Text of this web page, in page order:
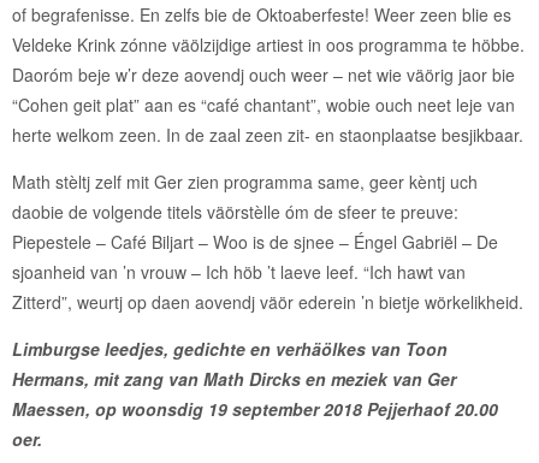
of begrafenisse. En zelfs bie de Oktoaberfeste! Weer zeen blie es
Veldeke Krink zónne väölzijdige artiest in oos programma te höbbe.
Daoróm beje w’r deze aovendj ouch weer – net wie väörig jaor bie
“Cohen geit plat” aan es “café chantant”, wobie ouch neet leje van
herte welkom zeen. In de zaal zeen zit- en staonplaatse besjikbaar.
Math stèltj zelf mit Ger zien programma same, geer kèntj uch
daobie de volgende titels väörstèlle óm de sfeer te preuve:
Piepestele – Café Biljart – Woo is de sjnee – Éngel Gabriël – De
sjoanheid van ’n vrouw – Ich höb ’t laeve leef. “Ich hawt van
Zitterd”, weurtj op daen aovendj väör ederein ’n bietje wörkelikheid.
Limburgse leedjes, gedichte en verhäölkes van Toon
Hermans, mit zang van Math Dircks en meziek van Ger
Maessen, op woonsdig 19 september 2018 Pejjerhaof 20.00
oer.